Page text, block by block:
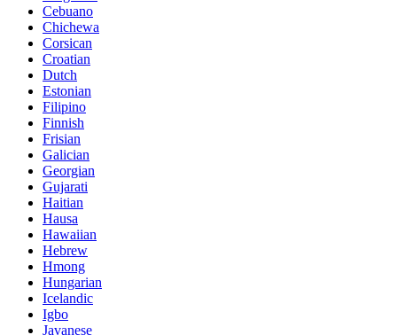
Cebuano
Chichewa
Corsican
Croatian
Dutch
Estonian
Filipino
Finnish
Frisian
Galician
Georgian
Gujarati
Haitian
Hausa
Hawaiian
Hebrew
Hmong
Hungarian
Icelandic
Igbo
Javanese